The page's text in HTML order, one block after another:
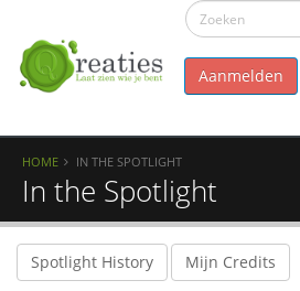
Aanmelden
HOME IN THE SPOTLIGHT
In the Spotlight
Spotlight History Mijn Credits